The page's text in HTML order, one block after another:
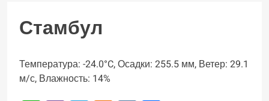
Стамбул
Температура: -24.0°C, Осадки: 255.5 мм, Ветер: 29.1
м/с, Влажность: 14%